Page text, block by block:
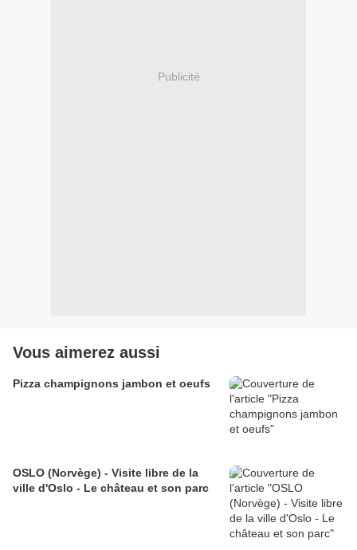
Publicité
Vous aimerez aussi
Pizza champignons jambon et oeufs
OSLO (Norvège) - Visite libre de la
ville d'Oslo - Le château et son parc